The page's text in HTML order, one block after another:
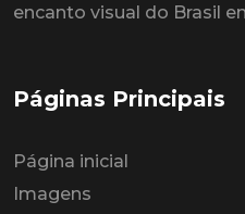
encanto visual do Brasil
Páginas Principais
Página inicial
Imagens